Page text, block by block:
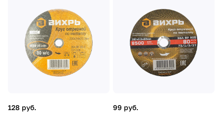
128 руб.
99 руб.